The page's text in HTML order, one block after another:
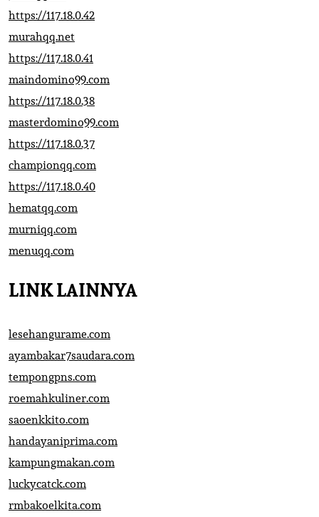
https://117.18.0.42
murahqq.net
https://117.18.0.41
maindomino99.com
https://117.18.0.38
masterdomino99.com
https://117.18.0.37
championqq.com
https://117.18.0.40
hematqq.com
murniqq.com
menuqq.com
LINK LAINNYA
lesehangurame.com
ayambakar7saudara.com
tempongpns.com
roemahkuliner.com
saoenkkito.com
handayaniprima.com
kampungmakan.com
luckycatck.com
rmbakoelkita.com